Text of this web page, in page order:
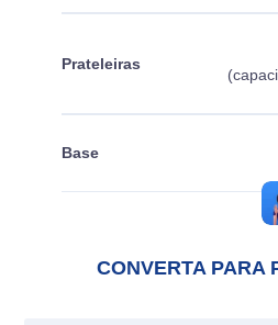
Prateleiras
Base
CONVERTA PARA